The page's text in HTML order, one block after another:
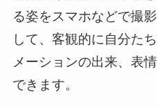
る姿をスマホなどで撮
して、客観的に自分た
メーションの出来、表
できます。